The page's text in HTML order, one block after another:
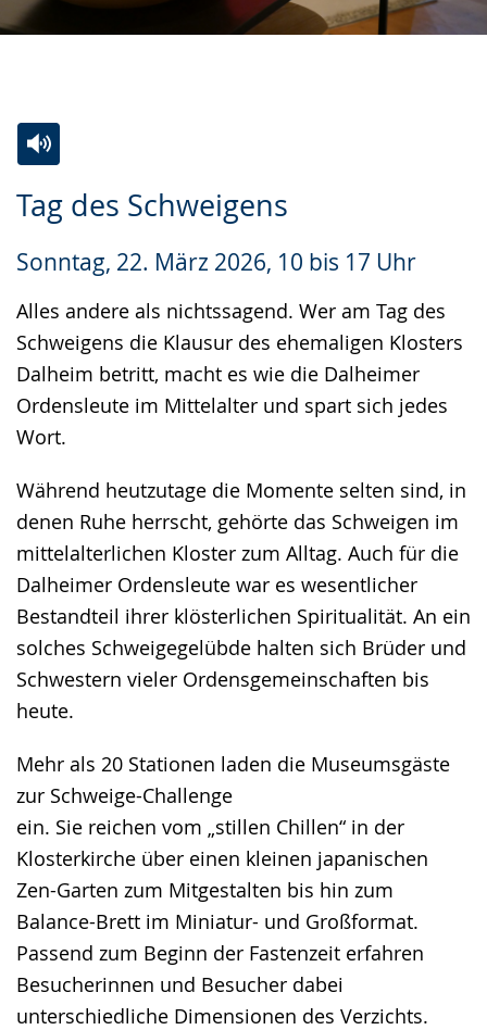
Tag des Schweigens
Sonntag, 22. März 2026, 10 bis 17 Uhr
Alles andere als nichtssagend. Wer am Tag des
Schweigens die Klausur des ehemaligen Klosters
Dalheim betritt, macht es wie die Dalheimer
Ordensleute im Mittelalter und spart sich jedes
Wort.
Während heutzutage die Momente selten sind, in
denen Ruhe herrscht, gehörte das Schweigen im
mittelalterlichen Kloster zum Alltag. Auch für die
Dalheimer Ordensleute war es wesentlicher
Bestandteil ihrer klösterlichen Spiritualität. An ein
solches Schweigegelübde halten sich Brüder und
Schwestern vieler Ordensgemeinschaften bis
heute.
Mehr als 20 Stationen laden die Museumsgäste
zur Schweige-Challenge
ein. Sie reichen vom „stillen Chillen“ in der
Klosterkirche über einen kleinen japanischen
Zen-Garten zum Mitgestalten bis hin zum
Balance-Brett im Miniatur- und Großformat.
Passend zum Beginn der Fastenzeit erfahren
Besucherinnen und Besucher dabei
unterschiedliche Dimensionen des Verzichts.
Leichten
wechseln.
Audio-
Video
Deutscher
Gebärdensprache
wird
angezeigt.